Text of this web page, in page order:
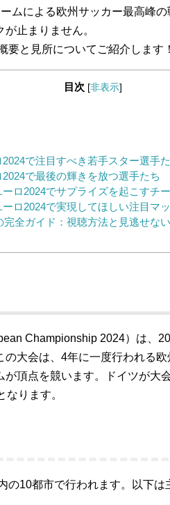
ムによる欧州サッカー最高峰
止まりません。
要と見所についてご紹介します！
目次 [非表示]
で注目すべき若手スター選手
で最後の輝きを放つ選手たち
ロ2024でサプライズを起こすチ
ロ2024で実現してほしい注目マ
全ガイド：視聴方法と見逃せな
Championship 2024）は、
の大会は、4年に一度行われる
が頂点を競います。ドイツが大
なります。
の10都市で行われます。以下は